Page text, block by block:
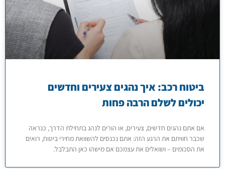
ביטוח רכב: איך נהגים צעירים וחדשים
יכולים לשלם הרבה פחות
אם אתם נהגים חדשים, צעירים, או הורים לנהג בתחילת הדרך, כנראה
שכבר חוויתם את הרגע הזה: אתם נכנסים להשוואת מחירי ביטוח, רואים
את הסכומים – ושואלים את עצמכם אם מישהו כאן התבלבל.